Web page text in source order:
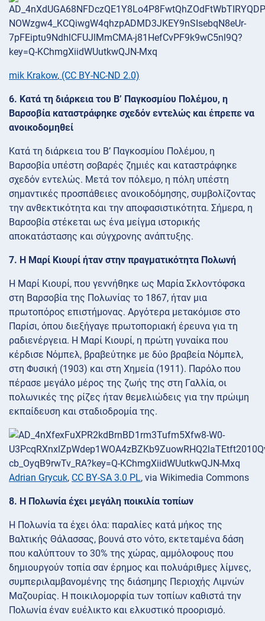
mik Krakow, (CC BY-NC-ND 2.0)
6. Κατά τη διάρκεια του Β’ Παγκοσμίου Πολέμου, η
Βαρσοβία καταστράφηκε σχεδόν εντελώς και έπρεπε να
ανοικοδομηθεί
Κατά τη διάρκεια του Β’ Παγκοσμίου Πολέμου, η
Βαρσοβία υπέστη σοβαρές ζημιές και καταστράφηκε
σχεδόν εντελώς. Μετά τον πόλεμο, η πόλη υπέστη
σημαντικές προσπάθειες ανοικοδόμησης, συμβολίζοντας
την ανθεκτικότητα και την αποφασιστικότητα. Σήμερα, η
Βαρσοβία στέκεται ως ένα μείγμα ιστορικής
αποκατάστασης και σύγχρονης ανάπτυξης.
7. Η Μαρί Κιουρί ήταν στην πραγματικότητα Πολωνή
Η Μαρί Κιουρί, που γεννήθηκε ως Μαρία Σκλοντόφσκα
στη Βαρσοβία της Πολωνίας το 1867, ήταν μια
πρωτοπόρος επιστήμονας. Αργότερα μετακόμισε στο
Παρίσι, όπου διεξήγαγε πρωτοποριακή έρευνα για τη
ραδιενέργεια. Η Μαρί Κιουρί, η πρώτη γυναίκα που
κέρδισε Νόμπελ, βραβεύτηκε με δύο βραβεία Νόμπελ,
στη Φυσική (1903) και στη Χημεία (1911). Παρόλο που
πέρασε μεγάλο μέρος της ζωής της στη Γαλλία, οι
πολωνικές της ρίζες ήταν θεμελιώδεις για την πρώιμη
εκπαίδευση και σταδιοδρομία της.
Adrian Grycuk, CC BY-SA 3.0 PL, via Wikimedia Commons
8. Η Πολωνία έχει μεγάλη ποικιλία τοπίων
Η Πολωνία τα έχει όλα: παραλίες κατά μήκος της
Βαλτικής Θάλασσας, βουνά στο νότο, εκτεταμένα δάση
που καλύπτουν το 30% της χώρας, αμμόλοφους που
δημιουργούν τοπία σαν έρημος και πολυάριθμες λίμνες,
συμπεριλαμβανομένης της διάσημης Περιοχής Λιμνών
Μαζουρίας. Η ποικιλομορφία των τοπίων καθιστά την
Πολωνία έναν ευέλικτο και ελκυστικό προορισμό.